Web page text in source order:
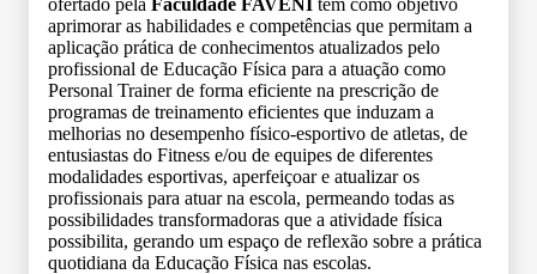
ofertado pela Faculdade FAVENI
tem como objetivo
aprimorar as habilidades e competências que permitam a
aplicação prática de conhecimentos atualizados pelo
profissional de Educação Física para a atuação como
Personal Trainer de forma eficiente na prescrição de
programas de treinamento eficientes que induzam a
melhorias no desempenho físico-esportivo de atletas, de
entusiastas do Fitness e/ou de equipes de diferentes
modalidades esportivas, aperfeiçoar e atualizar os
profissionais para atuar na escola, permeando todas as
possibilidades transformadoras que a atividade física
possibilita, gerando um espaço de reflexão sobre a prática
quotidiana da Educação Física nas escolas.